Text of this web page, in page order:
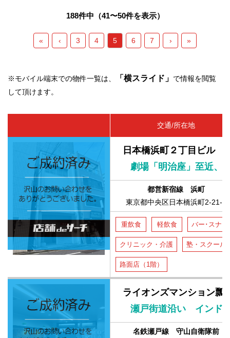
188件中（41〜50件を表示）
« ‹ 3 4 5 6 7 › »
※モバイル端末での物件一覧は、 「横スライド」 で情報を閲覧
して頂けます。
交通/所在地
日本橋浜町２丁目ビル
劇場「明治座」至近
都営新宿線 浜町
東京都中央区日本橋浜町2-21-7
重飲食 軽飲食 バー･スナ
クリニック・介護 塾・スクール
路面店（1階）
ライオンズマンション
瀬戸街道沿い インド
名鉄瀬戸線 守山自衛隊前